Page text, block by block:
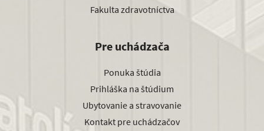
Fakulta zdravotníctva
Pre uchádzača
Ponuka štúdia
Prihláška na štúdium
Ubytovanie a stravovanie
Kontakt pre uchádzačov